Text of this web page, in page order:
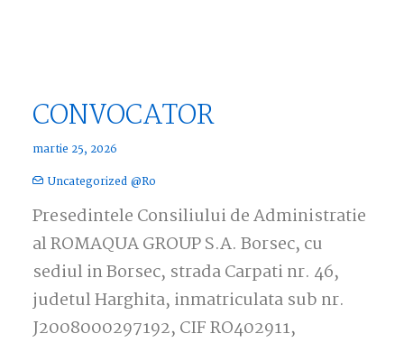
CONVOCATOR
martie 25, 2026
Uncategorized @ro
Presedintele Consiliului de Administratie
al ROMAQUA GROUP S.A. Borsec, cu
sediul in Borsec, strada Carpati nr. 46,
judetul Harghita, inmatriculata sub nr.
J2008000297192, CIF RO402911,